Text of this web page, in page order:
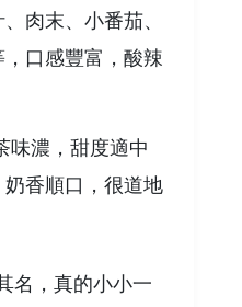
肉末、小番茄、
口感豐富，酸辣
味濃，甜度適中
奶香順口，很道地
名，真的小小一